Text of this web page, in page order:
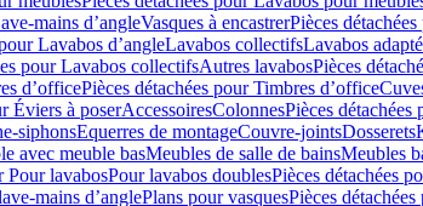
mains d’angleVasques à encastrerPièces
Lavabos d’angleLavabos collectifsLavabos
pour Lavabos collectifsAutres lavabosPièces
dʼofficePièces détachées pour Timbres dʼoffice
Éviers à poserAccessoiresColonnesPièces détachées
siphonsEquerres de montageCouvre-jointsDosserets
avec meuble basMeubles de salle de bainsMeubles
Pour lavabosPour lavabos doublesPièces détachées
mains d’anglePlans pour vasquesPièces